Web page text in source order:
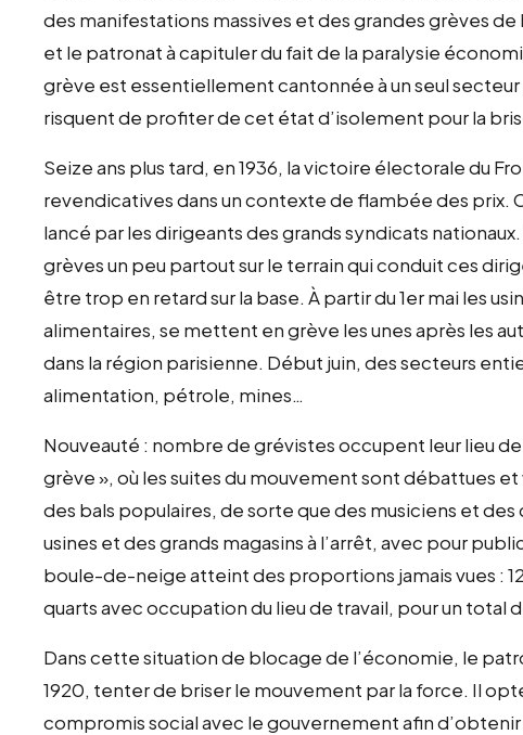
des manifestations massives et des grandes grèves
et le patronat à capituler du fait de la paralysie
grève est essentiellement cantonnée à un seul
risquent de profiter de cet état d’isolement pour la
Seize ans plus tard, en 1936, la victoire électorale du
revendicatives dans un contexte de flambée des prix.
lancé par les dirigeants des grands syndicats
grèves un peu partout sur le terrain qui conduit ces
être trop en retard sur la base. À partir du 1er mai les
alimentaires, se mettent en grève les unes après les
dans la région parisienne. Début juin, des secteurs
alimentation, pétrole, mines…
Nouveauté : nombre de grévistes occupent leur lieu
grève », où les suites du mouvement sont débattues et
des bals populaires, de sorte que des musiciens et
usines et des grands magasins à l’arrêt, avec pour
boule-de-neige atteint des proportions jamais vues :
quarts avec occupation du lieu de travail, pour un total
Dans cette situation de blocage de l’économie, le
1920, tenter de briser le mouvement par la force. Il
compromis social avec le gouvernement afin